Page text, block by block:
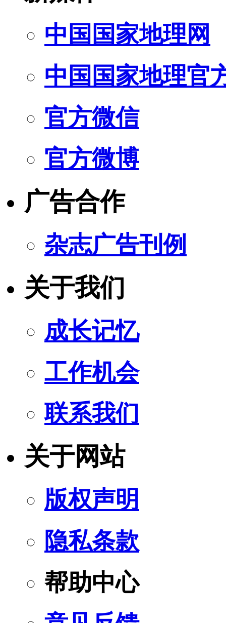
中国国家地理网
中国国家地理官
官方微信
官方微博
广告合作
杂志广告刊例
关于我们
成长记忆
工作机会
联系我们
关于网站
版权声明
隐私条款
帮助中心